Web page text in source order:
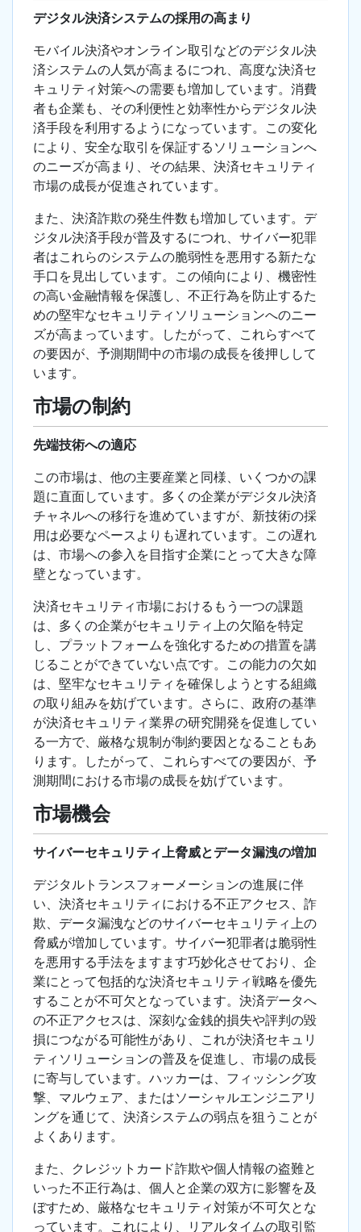
デジタル決済システムの採用の高まり
モバイル決済やオンライン取引などのデジタル決
済システムの人気が高まるにつれ、高度な決済セ
キュリティ対策への需要も増加しています。消費
者も企業も、その利便性と効率性からデジタル決
済手段を利用するようになっています。この変化
により、安全な取引を保証するソリューションへ
のニーズが高まり、その結果、決済セキュリティ
市場の成長が促進されています。
また、決済詐欺の発生件数も増加しています。デ
ジタル決済手段が普及するにつれ、サイバー犯罪
者はこれらのシステムの脆弱性を悪用する新たな
手口を見出しています。この傾向により、機密性
の高い金融情報を保護し、不正行為を防止するた
めの堅牢なセキュリティソリューションへのニー
ズが高まっています。したがって、これらすべて
の要因が、予測期間中の市場の成長を後押しして
います。
市場の制約
先端技術への適応
この市場は、他の主要産業と同様、いくつかの課
題に直面しています。多くの企業がデジタル決済
チャネルへの移行を進めていますが、新技術の採
用は必要なペースよりも遅れています。この遅れ
は、市場への参入を目指す企業にとって大きな障
壁となっています。
決済セキュリティ市場におけるもう一つの課題
は、多くの企業がセキュリティ上の欠陥を特定
し、プラットフォームを強化するための措置を講
じることができていない点です。この能力の欠如
は、堅牢なセキュリティを確保しようとする組織
の取り組みを妨げています。さらに、政府の基準
が決済セキュリティ業界の研究開発を促進してい
る一方で、厳格な規制が制約要因となることもあ
ります。したがって、これらすべての要因が、予
測期間における市場の成長を妨げています。
市場機会
サイバーセキュリティ上脅威とデータ漏洩の増加
デジタルトランスフォーメーションの進展に伴
い、決済セキュリティにおける不正アクセス、詐
欺、データ漏洩などのサイバーセキュリティ上の
脅威が増加しています。サイバー犯罪者は脆弱性
を悪用する手法をますます巧妙化させており、企
業にとって包括的な決済セキュリティ戦略を優先
することが不可欠となっています。決済データへ
の不正アクセスは、深刻な金銭的損失や評判の毀
損につながる可能性があり、これが決済セキュリ
ティソリューションの普及を促進し、市場の成長
に寄与しています。ハッカーは、フィッシング攻
撃、マルウェア、またはソーシャルエンジニアリ
ングを通じて、決済システムの弱点を狙うことが
よくあります。
また、クレジットカード詐欺や個人情報の盗難と
いった不正行為は、個人と企業の双方に影響を及
ぼすため、厳格なセキュリティ対策が不可欠とな
っています。これにより、リアルタイムの取引監